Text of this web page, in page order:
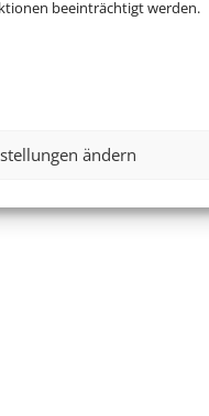
beeinträchtigt werden.
ändern